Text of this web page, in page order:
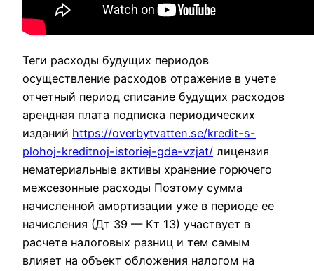
Теги расходы будущих периодов
осуществление расходов отражение в учете
отчетный период списание будущих расходов
арендная плата подписка периодических
изданий https://overbytvatten.se/kredit-s-
plohoj-kreditnoj-istoriej-gde-vzjat/ лицензия
нематериальные активы хранение горючего
межсезонные расходы Поэтому сумма
начисленной амортизации уже в периоде ее
начисления (Дт 39 — Кт 13) участвует в
расчете налоговых разниц и тем самым
влияет на объект обложения налогом на